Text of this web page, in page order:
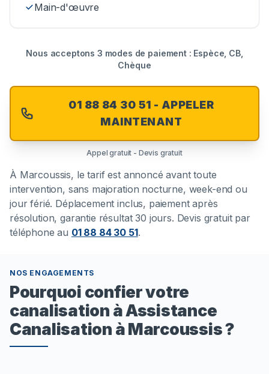
Main-d'œuvre
Nous acceptons 3 modes de paiement : Espèce, CB,
Chèque
01 88 84 30 51 - APPELER
MAINTENANT
Appel gratuit - Devis gratuit
À Marcoussis, le tarif est annoncé avant toute
intervention, sans majoration nocturne, week-end ou
jour férié. Déplacement inclus, paiement après
résolution, garantie résultat 30 jours. Devis gratuit par
téléphone au 01 88 84 30 51.
NOS ENGAGEMENTS
Pourquoi confier votre
canalisation à Assistance
Canalisation à Marcoussis ?